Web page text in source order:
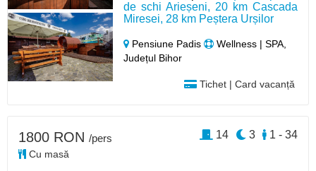
de schi Arieșeni, 20 km Cascada
Miresei, 28 km Peștera Urșilor
Pensiune Padis
Wellness | SPA,
Județul Bihor
Tichet | Card vacanță
1800 RON /pers
Cu masă
1 - 34
3
14